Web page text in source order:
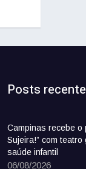
Posts
Campinas recebe o
Sujeira!” com
saúde infantil
06/08/2026